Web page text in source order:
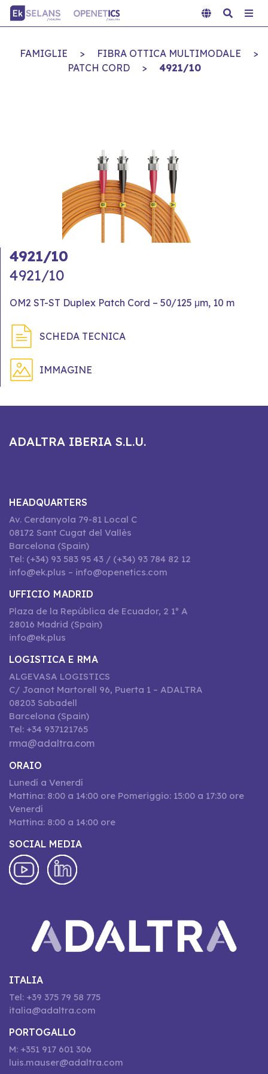
FAMIGLIE > FIBRA OTTICA MULTIMODALE
>
PATCH CORD
> 4921/10
4921/10
4921/10
OM2 ST-ST Duplex Patch Cord – 50/125 μm, 10 m
SCHEDA TECNICA
IMMAGINE
ADALTRA IBERIA S.L.U.
HEADQUARTERS
Av. Cerdanyola 79-81 Local C
08172 Sant Cugat del Vallès
Barcelona (Spain)
Tel: (+34) 93 583 95 43 / (+34) 93 784 82 12
info@ek.plus – info@openetics.com
UFFICIO MADRID
Plaza de la República de Ecuador, 2 1º A
28016 Madrid (Spain)
info@ek.plus
LOGISTICA E RMA
ALGEVASA LOGISTICS
C/ Joanot Martorell 96, Puerta 1 – ADALTRA
08203 Sabadell
Barcelona (Spain)
Tel: +34 937121765
rma@adaltra.com
ORAIO
Lunedí a Venerdí
Mattina: 8:00 a 14:00 ore Pomeriggio: 15:00 a 17:30 ore
Venerdí
Mattina: 8:00 a 14:00 ore
SOCIAL MEDIA
ITALIA
Tel: +39 375 79 58 775
italia@adaltra.com
PORTOGALLO
M: +351 917 601 306
luis.mauser@adaltra.com